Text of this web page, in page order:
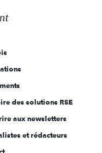
des solutions RSE
aux newsletters
et rédacteurs